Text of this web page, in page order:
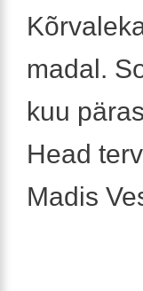
madal.
kuu
Head
Madis